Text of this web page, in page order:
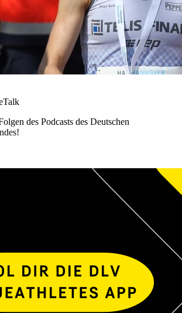
des Podcasts des Deutschen